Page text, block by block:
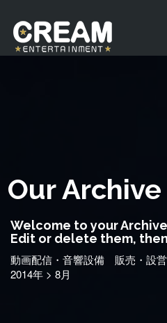
Our Archive
Welcome to your
Edit or delete them,
動画配信・音響設備 販売・設
2014年 > 8月